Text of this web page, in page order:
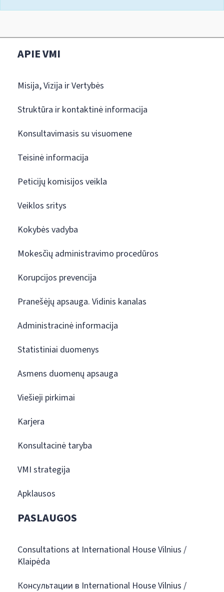
APIE VMI
Misija, Vizija ir Vertybės
Struktūra ir kontaktinė informacija
Konsultavimasis su visuomene
Teisinė informacija
Peticijų komisijos veikla
Veiklos sritys
Kokybės vadyba
Mokesčių administravimo procedūros
Korupcijos prevencija
Pranešėjų apsauga. Vidinis kanalas
Administracinė informacija
Statistiniai duomenys
Asmens duomenų apsauga
Viešieji pirkimai
Karjera
Konsultacinė taryba
VMI strategija
Apklausos
PASLAUGOS
Consultations at International House Vilnius /
Klaipėda
Консультации в International House Vilnius /